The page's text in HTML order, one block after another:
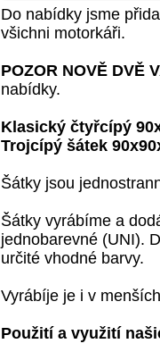
Do nabídky jsme
všichni motorkáři.
POZOR NOVĚ DVĚ
nabídky.
Klasický čtyřcípý
Trojcípý šátek
Šátky jsou
Šátky vyrábíme a
jednobarevné (UNI).
určité vhodné barvy.
Vyrábíje je i v
Použití a využití